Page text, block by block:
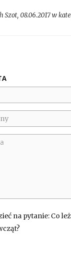
Szot, 08.06.2017 w
na pytanie: Co